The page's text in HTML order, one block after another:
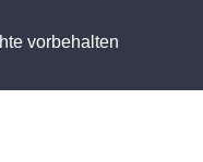
vorbehalten